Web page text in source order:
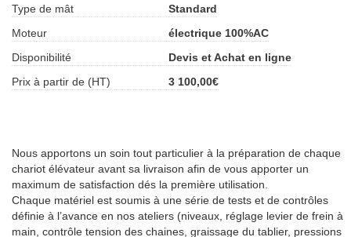
Type de mât
Standard
Moteur
électrique 100%AC
Disponibilité
Devis et Achat en ligne
Prix à partir de (HT)
3 100,00€
Nous apportons un soin tout particulier à la préparation de chaque
chariot élévateur avant sa livraison afin de vous apporter un
maximum de satisfaction dés la première utilisation.
Chaque matériel est soumis à une série de tests et de contrôles
définie à l’avance en nos ateliers (niveaux, réglage levier de frein à
main, contrôle tension des chaines, graissage du tablier, pressions